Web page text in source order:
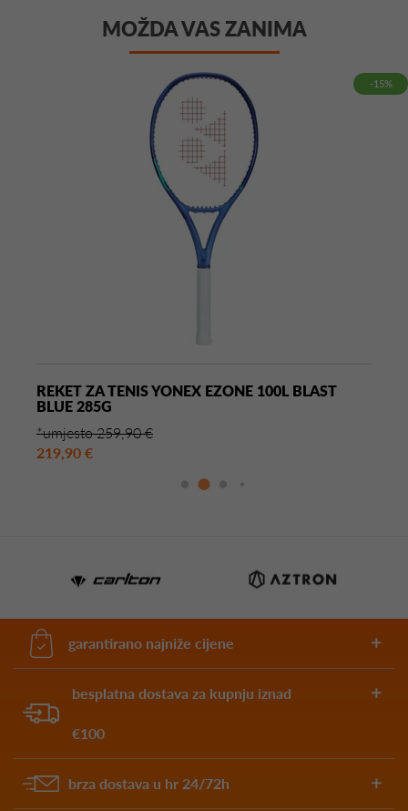
MOŽDA VAS ZANIMA
-15%
REKET ZA TENIS YONEX EZONE 100L BLAST
BLUE 285G
*umjesto 259,90 €
219,90 €
garantirano najniže cijene
besplatna dostava za kupnju iznad
€100
brza dostava u hr 24/72h